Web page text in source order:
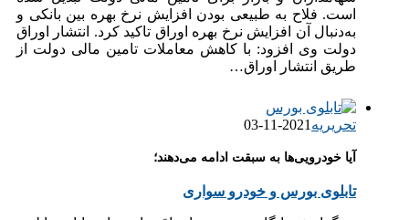
است. فلاح به طبیعی بودن افزایش نرخ بهره بین بانکی و
به‌دنبال آن افزایش نرخ بهره اوراق تاکید کرد. انتشار اوراق
دولت وی افزود: با کاهش معاملات تامین مالی دولت از
طریق انتشار اوراق…
تحریریه 2021-11-03
آیا خودرویی‌ها به سبقت ادامه می‌دهند؛
تابلوی بورس و خودرو سواری